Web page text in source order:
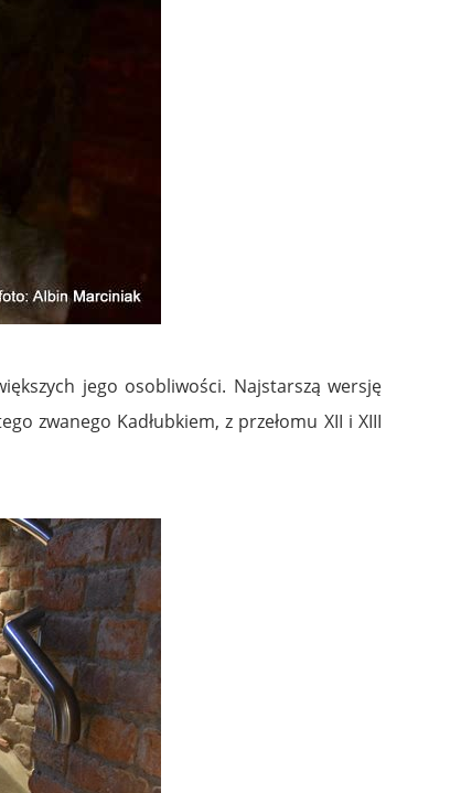
jego osobliwości. Najstarszą wersję
zwanego Kadłubkiem, z przełomu XII i XIII